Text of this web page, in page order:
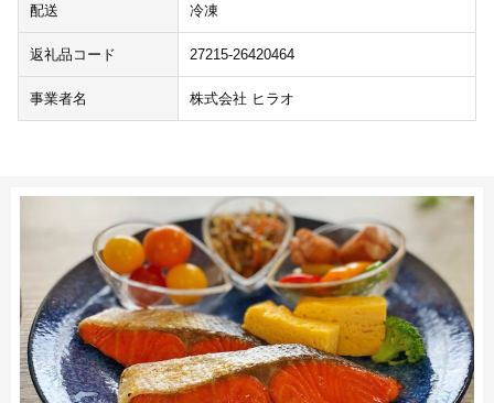
配送 冷凍
返礼品コード 27215-26420464
事業者名 株式会社 ヒラオ